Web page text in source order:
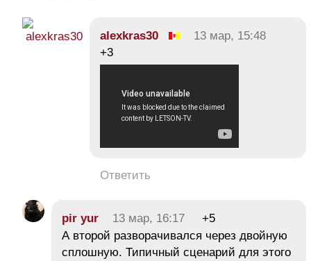
alexkras30
13 мар, 15:48
+3
Ответить
pir yur 13 мар, 16:17
+5
А второй разворачивался через двойную
сплошную. Типичный сценарий для этого